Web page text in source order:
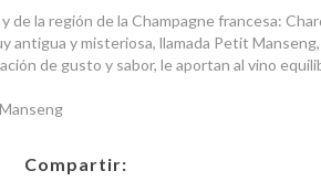
la región de la Champagne francesa:
antigua y misteriosa, llamada Petit
de gusto y sabor, le aportan al vino
Compartir: